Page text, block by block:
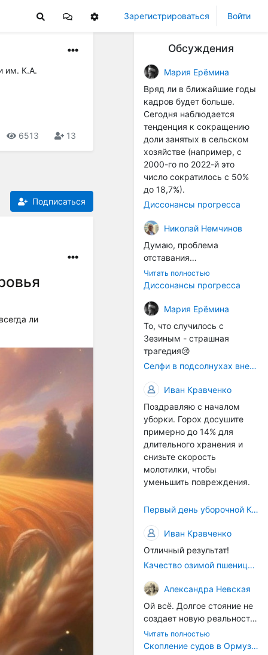
Зарегистрироваться Войти
им. К.А.
6513 13
Подписаться
ли
Обсуждения
Мария Ерёмина
Вряд ли в ближайшие годы
кадров будет больше.
Сегодня наблюдается
тенденция к сокращению
доли занятых в сельском
хозяйстве (например, с
2000-го по 2022-й это
число сократилось с 50%
до 18,7%).
Диссонансы прогресса
Николай Немчинов
Думаю, проблема
отставания
технологичности
оборудования в
окажется связана с
кадрами. Их надо будет
все больше, чтобы
затыкать
образовывающиеся
технологические дыры. И
это в рамках
существующих реалий для
людей принимающих
решения как раз хорошо,
само село окажется при
деле, да и количество
задействованных в
сельхозпоризводстве
кадров таким образом
Читать полностью
Диссонансы прогресса
Мария Ерёмина
То, что случилось с
Зезиным - страшная
трагедия😢
Селфи в подсолнухах вне закона: За проникновение на сельхозземли без разрешения хотят штрафовать
Иван Кравченко
Поздравляю с началом
уборки. Горох досушите
примерно до 14% для
длительного хранения и
снизьте скорость
молотилки, чтобы
уменьшить повреждения.
Первый день уборочной Компании 2026🫡Считаю открытым.
Иван Кравченко
Отличный результат!
Качество озимой пшеницы 2026 год
Александра Невская
Ой всё. Долгое стояние не
создает новую реальность.
Морские организмы всегда
накапливаются на судах.
Читать полностью
Скопление судов в Ормузском проливе грозит катастрофическим распространением инвазивных видов